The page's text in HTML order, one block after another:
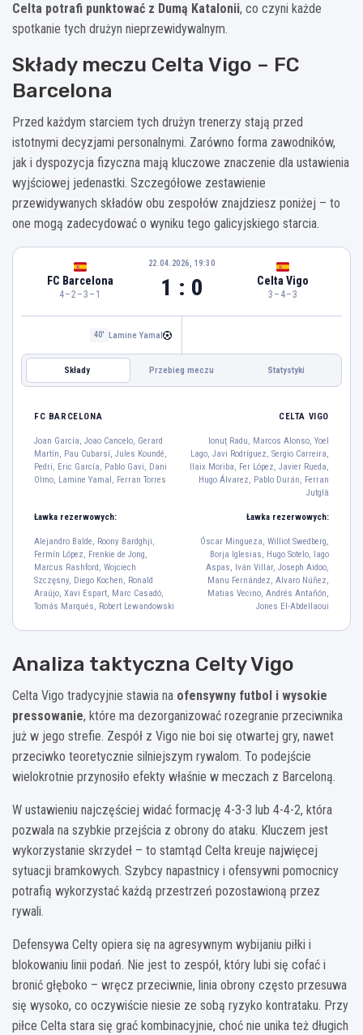
Celta potrafi punktować z Dumą Katalonii, co czyni każde
spotkanie tych drużyn nieprzewidywalnym.
Składy meczu Celta Vigo – FC
Barcelona
Przed każdym starciem tych drużyn trenerzy stają przed
istotnymi decyzjami personalnymi. Zarówno forma zawodników,
jak i dyspozycja fizyczna mają kluczowe znaczenie dla ustawienia
wyjściowej jedenastki. Szczegółowe zestawienie
przewidywanych składów obu zespołów znajdziesz poniżej – to
one mogą zadecydować o wyniku tego galicyjskiego starcia.
FC Barcelona
4–2–3–1
22.04.2026, 19:30
1 : 0 Celta Vigo
3–4–3
40' Lamine Yamal
Składy Przebieg meczu Statystyki
CELTA VIGO
Joao Cancelo
2 18
Pau Cubarsí
5
Jules Koundé
23
6 10
13
Ionuț Radu
20
Marcos Alonso
29
Yoel Lago
32
Javi Rodríguez
Sergio Carreira Ilaix Moriba Fer López Javier Rueda
Hugo Álvarez Pablo Durán Ferran Jutglà
FC BARCELONA CELTA VIGO
Joan García, Joao Cancelo, Gerard
Martín, Pau Cubarsí, Jules Koundé,
Pedri, Eric García, Pablo Gavi, Dani
Olmo, Lamine Yamal, Ferran Torres
Ionuț Radu, Marcos Alonso, Yoel
Lago, Javi Rodríguez, Sergio Carreira,
Ilaix Moriba, Fer López, Javier Rueda,
Hugo Álvarez, Pablo Durán, Ferran
Jutglà
Ławka rezerwowych: Ławka rezerwowych:
Alejandro Balde, Roony Bardghji,
Fermín López, Frenkie de Jong,
Marcus Rashford, Wojciech
Szczęsny, Diego Kochen, Ronald
Araújo, Xavi Espart, Marc Casadó,
Tomás Marqués, Robert Lewandowski
Óscar Mingueza, Williot Swedberg,
Borja Iglesias, Hugo Sotelo, Iago
Aspas, Iván Villar, Joseph Aidoo,
Manu Fernández, Alvaro Núñez,
Matias Vecino, Andrés Antañón,
Jones El-Abdellaoui
Analiza taktyczna Celty Vigo
Celta Vigo tradycyjnie stawia na ofensywny futbol i wysokie
pressowanie, które ma dezorganizować rozegranie przeciwnika
już w jego strefie. Zespół z Vigo nie boi się otwartej gry, nawet
przeciwko teoretycznie silniejszym rywalom. To podejście
wielokrotnie przynosiło efekty właśnie w meczach z Barceloną.
W ustawieniu najczęściej widać formację 4-3-3 lub 4-4-2, która
pozwala na szybkie przejścia z obrony do ataku. Kluczem jest
wykorzystanie skrzydeł – to stamtąd Celta kreuje najwięcej
sytuacji bramkowych. Szybcy napastnicy i ofensywni pomocnicy
potrafią wykorzystać każdą przestrzeń pozostawioną przez
rywali.
Defensywa Celty opiera się na agresywnym wybijaniu piłki i
blokowaniu linii podań. Nie jest to zespół, który lubi się cofać i
bronić głęboko – wręcz przeciwnie, linia obrony często przesuwa
się wysoko, co oczywiście niesie ze sobą ryzyko kontrataku. Przy
piłce Celta stara się grać kombinacyjnie, choć nie unika też długich